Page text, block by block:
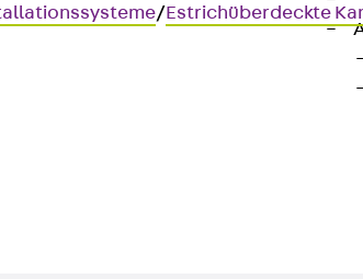
/Estrichüberdeckte